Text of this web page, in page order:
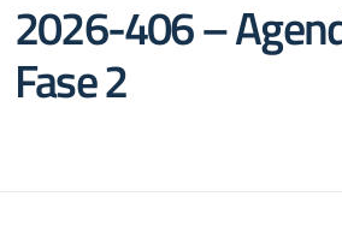
2026-406 –
Fase 2